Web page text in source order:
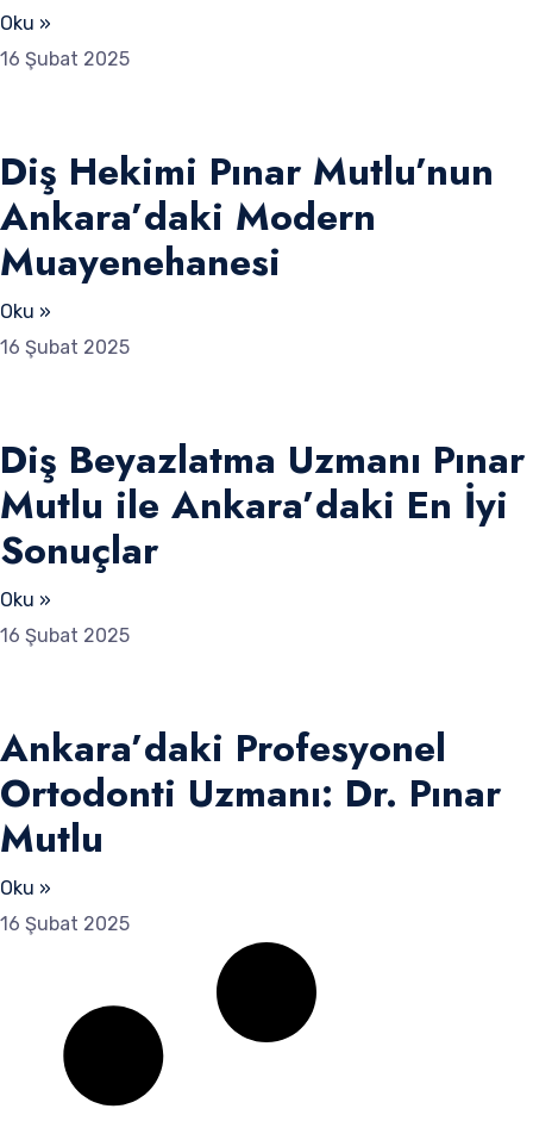
Oku »
16 Şubat 2025
Diş Hekimi Pınar Mutlu’nun
Ankara’daki Modern
Muayenehanesi
Oku »
16 Şubat 2025
Diş Beyazlatma Uzmanı Pınar
Mutlu ile Ankara’daki En İyi
Sonuçlar
Oku »
16 Şubat 2025
Ankara’daki Profesyonel
Ortodonti Uzmanı: Dr. Pınar
Mutlu
Oku »
16 Şubat 2025